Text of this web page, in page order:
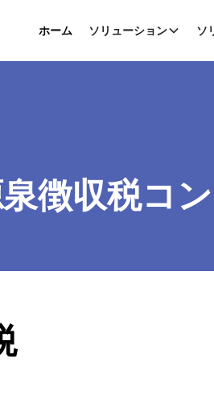
ホーム ソリューション ソ
徴収税コ